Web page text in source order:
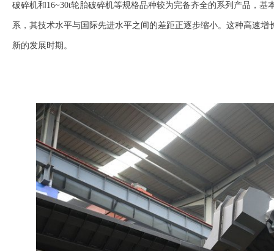
破碎机和16~30t轮胎破碎机等规格品种较为完备齐全的系列产品，
系，其技术水平与国际先进水平之间的差距正逐步缩小。这种高速
新的发展时期。